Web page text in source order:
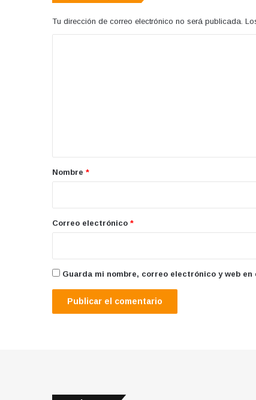
Tu dirección de correo electrónico no será publicada.
r
*
Nombre *
Correo electrónico *
Guarda mi nombre, correo electrónico y web